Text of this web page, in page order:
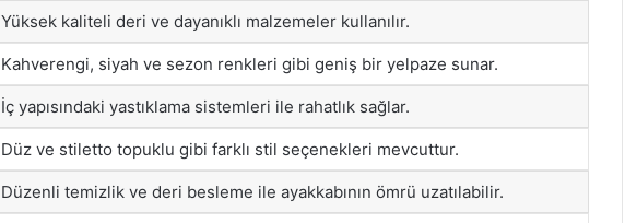
Yüksek kaliteli deri ve dayanıklı malzemeler kullanılır.
Kahverengi, siyah ve sezon renkleri gibi geniş bir yelpaze sunar.
İç yapısındaki yastıklama sistemleri ile rahatlık sağlar.
Düz ve stiletto topuklu gibi farklı stil seçenekleri mevcuttur.
Düzenli temizlik ve deri besleme ile ayakkabının ömrü uzatılabilir.